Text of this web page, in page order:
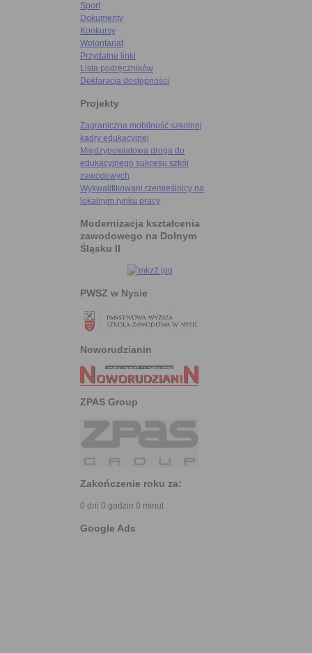
Sport
Dokumenty
Konkursy
Wolontariat
Przydatne linki
Lista podręczników
Deklaracja dostępności
Projekty
Zagraniczna mobilność szkolnej
kadry edukacyjnej
Międzypowiatowa droga do
edukacyjnego sukcesu szkół
zawodowych
Wykwalifikowani rzemieślnicy na
lokalnym rynku pracy
Modernizacja kształcenia
zawodowego na Dolnym
Śląsku II
PWSZ w Nysie
Noworudzianin
ZPAS Group
Zakończenie roku za:
0 dni 0 godzin 0 minut
Google Ads